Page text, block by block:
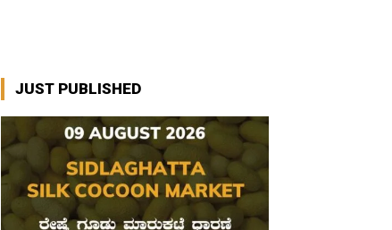
JUST PUBLISHED